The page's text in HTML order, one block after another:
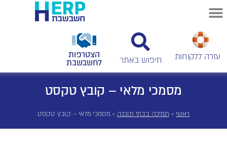
עזרה ללקוחות הצטרפות
לחשבשבת
מסמכי מלאי – קובץ טקסט
ראשי > תמיכה בבתי תוכנה >מסמכי מלאי – קובץ טקסט